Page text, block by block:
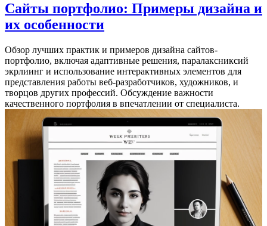
Сайты портфолио: Примеры дизайна и
их особенности
Обзор лучших практик и примеров дизайна сайтов-
портфолио, включая адаптивные решения, паралаксниксий
экрлиинг и использование интерактивных элементов для
представления работы веб-разработчиков, художников, и
творцов других профессий. Обсуждение важности
качественного портфолия в впечатлении от специалиста.